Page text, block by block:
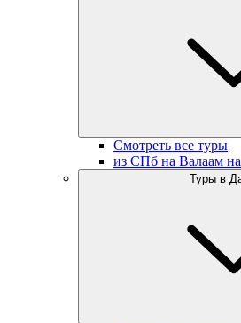
Смотреть все туры
из СПб на Валаам
Туры в